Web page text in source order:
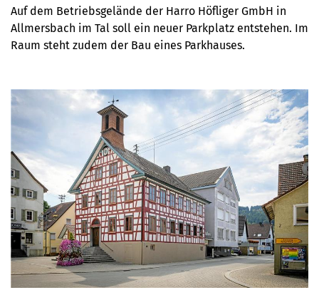
Auf dem Betriebsgelände der Harro Höfliger GmbH in
Allmersbach im Tal soll ein neuer Parkplatz entstehen. Im
Raum steht zudem der Bau eines Parkhauses.